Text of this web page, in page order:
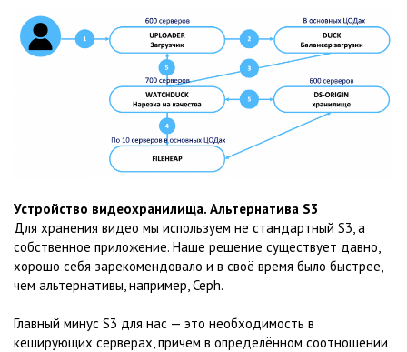
Устройство видеохранилища. Альтернатива S3
Для хранения видео мы используем не стандартный S3, а
собственное приложение. Наше решение существует давно,
хорошо себя зарекомендовало и в своё время было быстрее,
чем альтернативы, например, Ceph.
Главный минус S3 для нас — это необходимость в
кеширующих серверах, причем в определённом соотношении